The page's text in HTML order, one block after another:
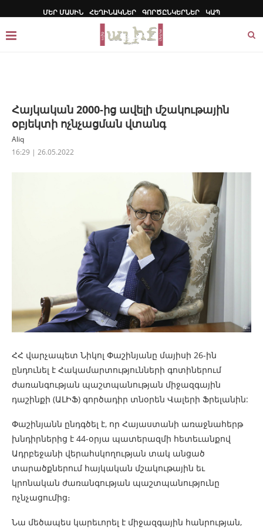
ՄԵՐ ՄԱՍԻՆ ՀԵՂԻՆԱԿՆԵՐ ԳՈՐԾԸՆԿԵՐՆԵՐ ԿԱՊ
Հայկական 2000-ից ավելի մշակութային
օբյեկտի ոչնչացման վտանգ
Aliq
16:29 | 26.05.2022
ՀՀ վարչապետ Նիկոլ Փաշինյանը մայիսի 26-ին
ընդունել է Հակամարտությունների գոտիներում
ժառանգության պաշտպանության միջազգային
դաշինքի (ԱԼԻՖ) գործադիր տնօրեն Վալերի Ֆրելանին:
Փաշինյանն ընդգծել է, որ Հայաստանի առաջնահերթ
խնդիրներից է 44-օրյա պատերազմի հետեւանքով
Ադրբեջանի վերահսկողության տակ անցած
տարածքներում հայկական մշակութային եւ
կրոնական ժառանգության պաշտպանությունը
ոչնչացումից։
Նա մեծապես կարեւորել է միջազգային հանրության,